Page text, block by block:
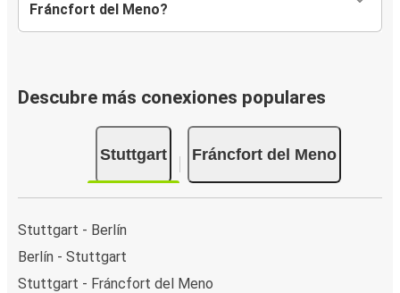
Fráncfort del Meno?
Descubre más conexiones populares
Stuttgart Fráncfort del Meno
Stuttgart - Berlín
Berlín - Stuttgart
Stuttgart - Fráncfort del Meno